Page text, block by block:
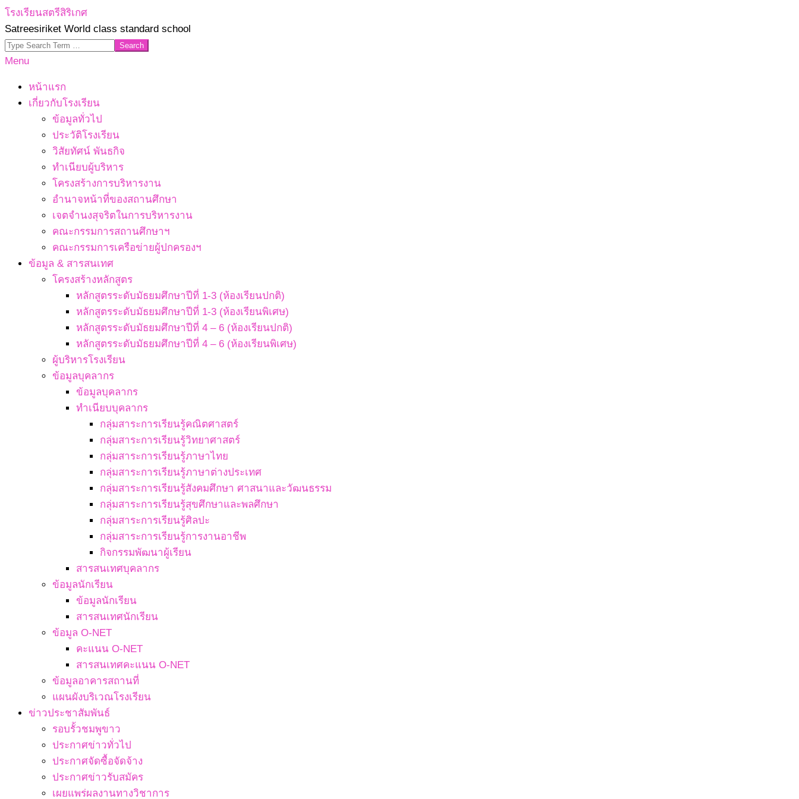
Skip
to
content
โรงเรียนสตรีสิริเกศ
Satreesiriket World class standard school
Search
Primary
Menu
Menu
หน้าแรก
เกี่ยวกับโรงเรียน
ข้อมูลทั่วไป
ประวัติโรงเรียน
วิสัยทัศน์ พันธกิจ
ทำเนียบผู้บริหาร
โครงสร้างการบริหารงาน
อำนาจหน้าที่ของสถานศึกษา
เจตจํานงสุจริตในการบริหารงาน
คณะกรรมการสถานศึกษาฯ
คณะกรรมการเครือข่ายผู้ปกครองฯ
ข้อมูล & สารสนเทศ
โครงสร้างหลักสูตร
หลักสูตรระดับมัธยมศึกษาปีที่ 1-3 (ห้องเรียนปกติ)
หลักสูตรระดับมัธยมศึกษาปีที่ 1-3 (ห้องเรียนพิเศษ)
หลักสูตรระดับมัธยมศึกษาปีที่ 4 – 6 (ห้องเรียนปกติ)
หลักสูตรระดับมัธยมศึกษาปีที่ 4 – 6 (ห้องเรียนพิเศษ)
ผู้บริหารโรงเรียน
ข้อมูลบุคลากร
ข้อมูลบุคลากร
ทำเนียบบุคลากร
กลุ่มสาระการเรียนรู้คณิตศาสตร์
กลุ่มสาระการเรียนรู้วิทยาศาสตร์
กลุ่มสาระการเรียนรู้ภาษาไทย
กลุ่มสาระการเรียนรู้ภาษาต่างประเทศ
กลุ่มสาระการเรียนรู้สังคมศึกษา ศาสนาและวัฒนธรรม
กลุ่มสาระการเรียนรู้สุขศึกษาและพลศึกษา
กลุ่มสาระการเรียนรู้ศิลปะ
กลุ่มสาระการเรียนรู้การงานอาชีพ
กิจกรรมพัฒนาผู้เรียน
สารสนเทศบุคลากร
ข้อมูลนักเรียน
ข้อมูลนักเรียน
สารสนเทศนักเรียน
ข้อมูล O-NET
คะแนน O-NET
สารสนเทศคะแนน O-NET
ข้อมูลอาคารสถานที่
แผนผังบริเวณโรงเรียน
ข่าวประชาสัมพันธ์
รอบรั้วชมพูขาว
ประกาศข่าวทั่วไป
ประกาศจัดซื้อจัดจ้าง
ประกาศข่าวรับสมัคร
เผยแพร่ผลงานทางวิชาการ